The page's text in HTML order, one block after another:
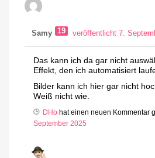
Samy 19 veröffentlicht 7.
Das kann ich da gar nicht
Effekt, den ich automatisiert
Bilder kann ich hier gar nicht
Weiß nicht wie.
DHo hat einen neuen Kommentar
September 2025